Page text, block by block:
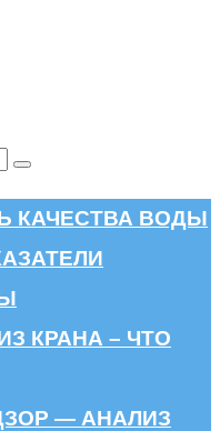
КАЧЕСТВА ВОДЫ
КРАНА – ЧТО
— АНАЛИЗ